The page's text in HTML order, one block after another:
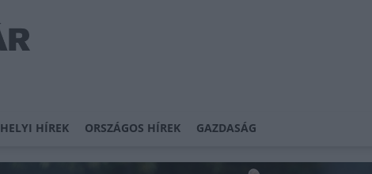
HELYI HÍREK ORSZÁGOS HÍREK GAZDASÁG